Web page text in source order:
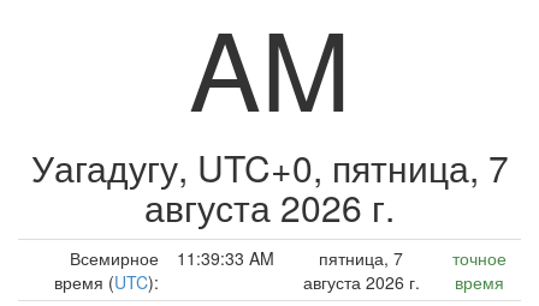
AM
Уагадугу, UTC+0, пятница, 7
августа 2026 г.
Всемирное
время (UTC):
11:39:33 AM
пятница, 7
августа 2026 г.
точное
время